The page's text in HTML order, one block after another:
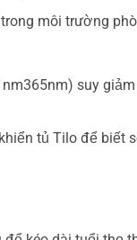
môi trường
365nm) suy
tủ Tilo để biết